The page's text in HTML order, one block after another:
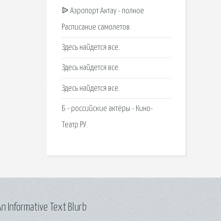
ᐉ Аэропорт Актау - полное
Расписание самолетов.
Здесь найдется все.
Здесь найдется все.
Здесь найдется все.
Б - российские актёры - Кино-
Театр.РУ.
Informative Text Blurb